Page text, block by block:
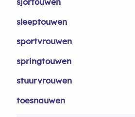
sleeptouwen
sportvrouwen
springtouwen
stuurvrouwen
toesnauwen